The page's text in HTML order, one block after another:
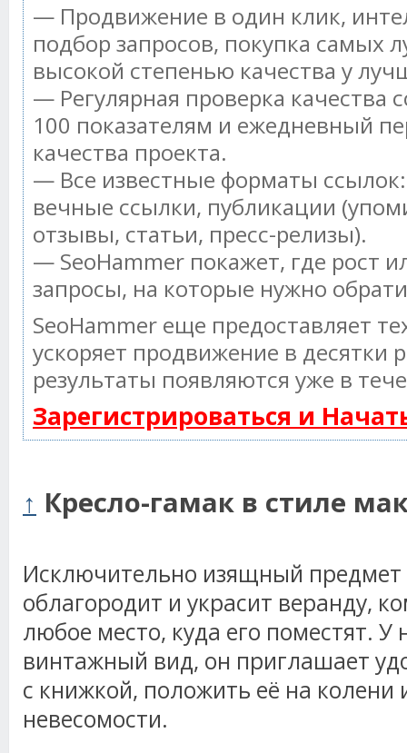
— Продвижение в один клик,
подбор запросов, покупка самых
высокой степенью качества у
— Регулярная проверка качества
100 показателям и ежедневный
качества проекта.
— Все известные форматы
вечные ссылки, публикации
отзывы, статьи, пресс-релизы).
— SeoHammer покажет, где рост
запросы, на которые нужно
SeoHammer еще предоставляет
ускоряет продвижение в десятки
результаты появляются уже в
Зарегистрироваться и
↑ Кресло-гамак в стиле
Исключительно изящный предмет
облагородит и украсит веранду,
любое место, куда его поместят. У
винтажный вид, он приглашает
с книжкой, положить её на колени
невесомости.